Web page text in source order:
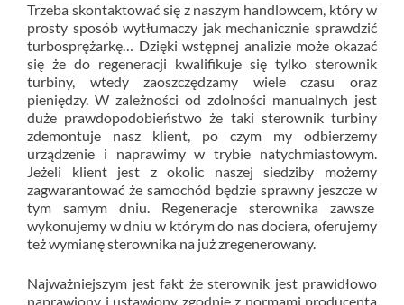
Trzeba skontaktować się z naszym handlowcem, który w
prosty sposób wytłumaczy jak mechanicznie sprawdzić
turbosprężarkę… Dzięki wstępnej analizie może okazać
się że do regeneracji kwalifikuje się tylko sterownik
turbiny, wtedy zaoszczędzamy wiele czasu oraz
pieniędzy. W zależności od zdolności manualnych jest
duże prawdopodobieństwo że taki sterownik turbiny
zdemontuje nasz klient, po czym my odbierzemy
urządzenie i naprawimy w trybie natychmiastowym.
Jeżeli klient jest z okolic naszej siedziby możemy
zagwarantować że samochód będzie sprawny jeszcze w
tym samym dniu. Regeneracje sterownika zawsze
wykonujemy w dniu w którym do nas dociera, oferujemy
też wymianę sterownika na już zregenerowany.
Najważniejszym jest fakt że sterownik jest prawidłowo
naprawiony i ustawiony zgodnie z normami producenta